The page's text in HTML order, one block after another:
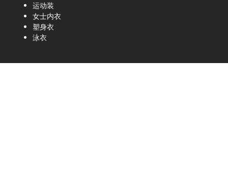
运动装
女士内衣
塑身衣
泳衣